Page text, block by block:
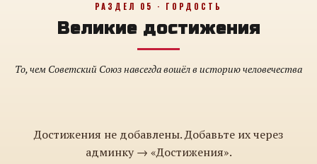
РАЗДЕЛ 05 · ГОРДОСТЬ
Великие достижения
То, чем Советский Союз навсегда вошёл в историю человечества
Достижения не добавлены. Добавьте их через
админку → «Достижения».